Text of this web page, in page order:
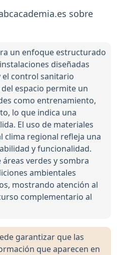
sobre
un enfoque estructurado
diseñadas
el control sanitario
espacio permite un
como entrenamiento,
lo que indica una
El uso de materiales
clima regional refleja una
y funcionalidad.
verdes y sombra
ambientales
mostrando atención al
complementario al
garantizar que las
que aparecen en